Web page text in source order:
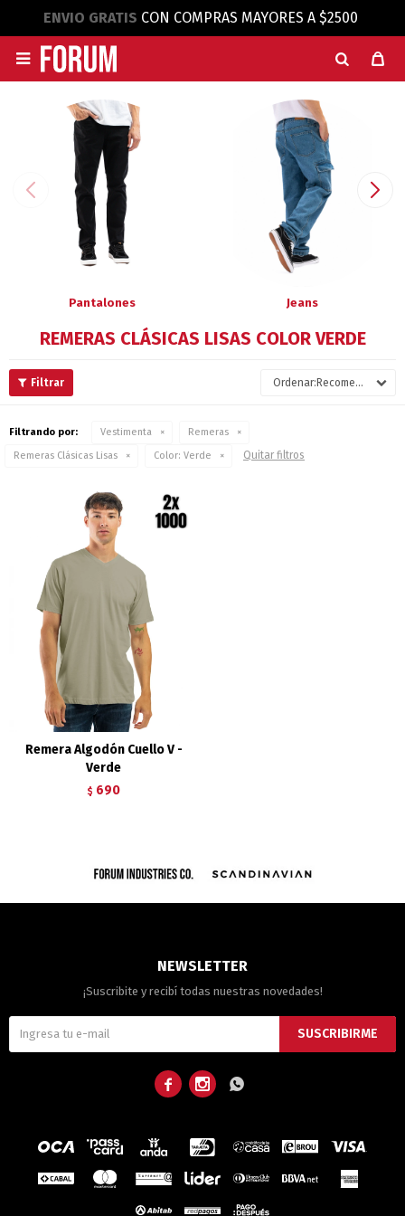
ENVIO GRATIS CON COMPRAS MAYORES A $2500

Pantalones Jeans
REMERAS CLÁSICAS LISAS COLOR VERDE
Recomendados
Filtrando por: Vestimenta
Remeras
Remeras Clásicas Lisas
Color: Verde Quitar filtros
Remera Algodón Cuello V -
Verde
$ 690
NEWSLETTER
¡Suscribite y recibí todas nuestras novedades!
SUSCRIBIRME
  